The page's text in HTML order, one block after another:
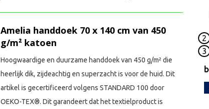
2
3
Amelia handdoek 70 x 140 cm van 450
g/m² katoen
Hoogwaardige en duurzame handdoek van 450 g/m² die
heerlijk dik, zijdeachtig en superzacht is voor de huid. Dit
artikel is gecertificeerd volgens STANDARD 100 door
OEKO-TEX®. Dit garandeert dat het textielproduct is